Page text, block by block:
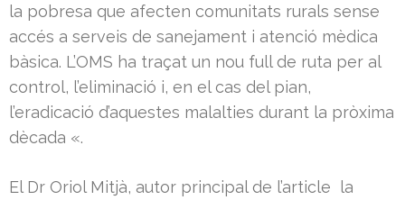
la pobresa que afecten comunitats rurals sense
accés a serveis de sanejament i atenció mèdica
bàsica. L’OMS ha traçat un nou full de ruta per al
control, l’eliminació i, en el cas del pian,
l’eradicació d’aquestes malalties durant la pròxima
dècada «.
El Dr Oriol Mitjà, autor principal de l’article la